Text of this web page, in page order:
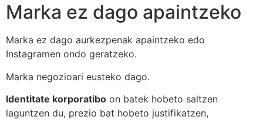
Marka ez dago apaintzeko
Marka ez dago aurkezpenak apaintzeko edo
Instagramen ondo geratzeko.
Marka negozioari eusteko dago.
Identitate korporatibo on batek hobeto saltzen
laguntzen du, prezio bat hobeto justifikatzen,